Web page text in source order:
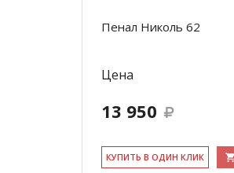
Пенал Николь 62
Цена
13 950
КУ­ПИТЬ В ОДИН КЛИК